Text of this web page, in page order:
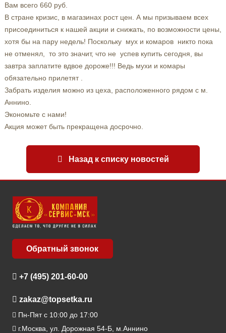
Вам всего 660 руб.
В стране кризис, в магазинах рост цен. А мы призываем всех
присоединиться к нашей акции и снижать, по возможности цены,
хотя бы на пару недель! Поскольку мух и комаров никто пока
не отменял, то это значит, что не успев купить сегодня, вы
завтра заплатите вдвое дороже!!! Ведь мухи и комары
обязательно прилетят .
Забрать изделия можно из цеха, расположенного рядом с м.
Аннино.
Экономьте с нами!
Акция может быть прекращена досрочно.
Назад к списку новостей
Обратный звонок
+7 (495) 201-60-00
zakaz@topsetka.ru
Пн-Пят с 10:00 до 17:00
г.Москва, ул. Дорожная 54-Б, м.Аннино